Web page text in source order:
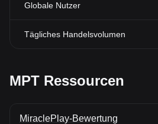
Globale Nutzer
Tägliches Handelsvolumen
MPT Ressourcen
MiraclePlay-Bewertung